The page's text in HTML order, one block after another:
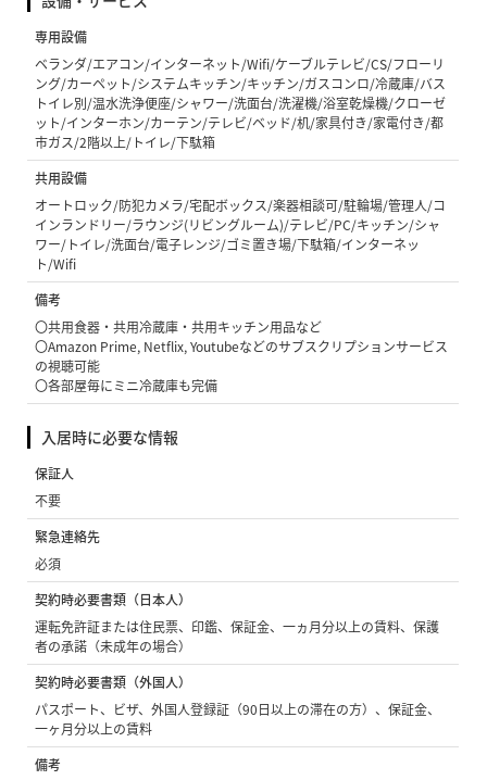
専用設備
ベランダ/エアコン/インターネット/Wifi/ケーブルテレビ/CS/フローリ
ング/カーペット/システムキッチン/キッチン/ガスコンロ/冷蔵庫/バス
トイレ別/温水洗浄便座/シャワー/洗面台/洗濯機/浴室乾燥機/クローゼ
ット/インターホン/カーテン/テレビ/ベッド/机/家具付き/家電付き/都
市ガス/2階以上/トイレ/下駄箱
共用設備
オートロック/防犯カメラ/宅配ボックス/楽器相談可/駐輪場/管理人/コ
インランドリー/ラウンジ(リビングルーム)/テレビ/PC/キッチン/シャ
ワー/トイレ/洗面台/電子レンジ/ゴミ置き場/下駄箱/インターネッ
ト/Wifi
備考
〇共用食器・共用冷蔵庫・共用キッチン用品など
〇Amazon Prime, Netflix, Youtubeなどのサブスクリプションサービス
の視聴可能
〇各部屋毎にミニ冷蔵庫も完備
入居時に必要な情報
保証人
不要
緊急連絡先
必須
契約時必要書類（日本人）
運転免許証または住民票、印鑑、保証金、一ヵ月分以上の賃料、保護
者の承諾（未成年の場合）
契約時必要書類（外国人）
パスポート、ビザ、外国人登録証（90日以上の滞在の方）、保証金、
一ヶ月分以上の賃料
備考